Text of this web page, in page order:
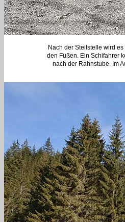
Nach der Steilstelle wird
den Füßen. Ein Schifahrer
nach der Rahnstube. Im